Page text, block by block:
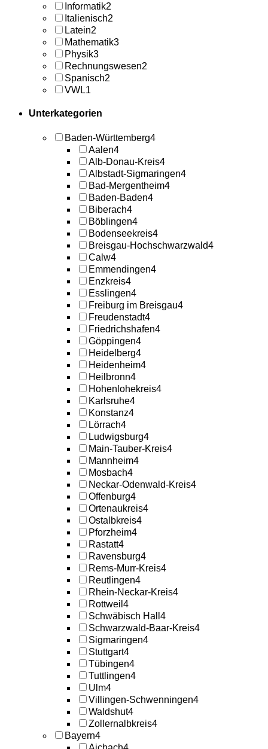
Informatik2
Italienisch2
Latein2
Mathematik3
Physik3
Rechnungswesen2
Spanisch2
VWL1
Unterkategorien
Baden-Württemberg4
Aalen4
Alb-Donau-Kreis4
Albstadt-Sigmaringen4
Bad-Mergentheim4
Baden-Baden4
Biberach4
Böblingen4
Bodenseekreis4
Breisgau-Hochschwarzwald4
Calw4
Emmendingen4
Enzkreis4
Esslingen4
Freiburg im Breisgau4
Freudenstadt4
Friedrichshafen4
Göppingen4
Heidelberg4
Heidenheim4
Heilbronn4
Hohenlohekreis4
Karlsruhe4
Konstanz4
Lörrach4
Ludwigsburg4
Main-Tauber-Kreis4
Mannheim4
Mosbach4
Neckar-Odenwald-Kreis4
Offenburg4
Ortenaukreis4
Ostalbkreis4
Pforzheim4
Rastatt4
Ravensburg4
Rems-Murr-Kreis4
Reutlingen4
Rhein-Neckar-Kreis4
Rottweil 4
Schwäbisch Hall 4
Schwarzwald-Baar-Kreis4
Sigmaringen4
Stuttgart4
Tübingen4
Tuttlingen4
Ulm4
Villingen-Schwenningen4
Waldshut4
Zollernalbkreis4
Bayern4